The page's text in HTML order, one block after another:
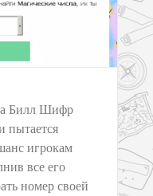
Билл Шифр
пытается
игрокам
все его
номер своей